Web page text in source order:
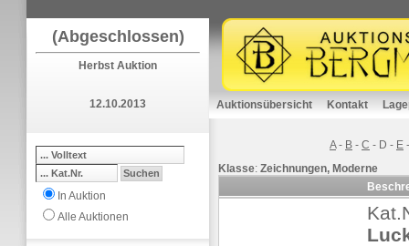
(Abgeschlossen)
Herbst Auktion
12.10.2013
In Auktion
Alle Auktionen
Auktionsübersicht Kontakt
A- B - C - D - E
Klasse: Zeichnungen, Moderne